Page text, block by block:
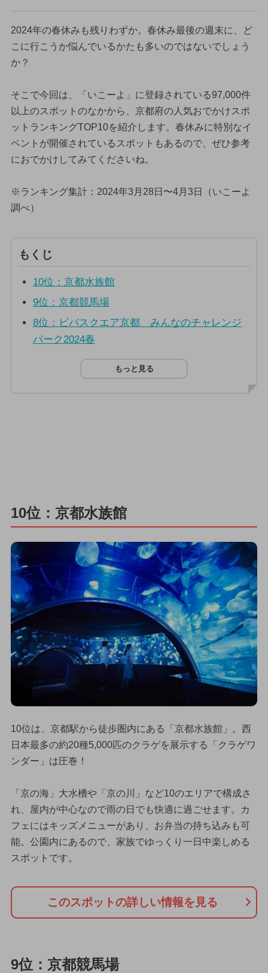
2024年の春休みも残りわずか。春休み最後の週末に、ど
こに行こうか悩んでいるかたも多いのではないでしょう
か？
そこで今回は、「いこーよ」に登録されている97,000件
以上のスポットのなかから、京都府の人気おでかけスポ
ットランキングTOP10を紹介します。春休みに特別なイ
ベントが開催されているスポットもあるので、ぜひ参考
におでかけしてみてくださいね。
※ランキング集計：2024年3月28日〜4月3日（いこーよ
調べ）
もくじ
10位：京都水族館
9位：京都競馬場
8位：ビバスクエア京都 みんなのチャレンジ
パーク2024春
もっと見る
10位：京都水族館
10位は、京都駅から徒歩圏内にある「京都水族館」。西
日本最多の約20種5,000匹のクラゲを展示する「クラゲワ
ンダー」は圧巻！
「京の海」大水槽や「京の川」など10のエリアで構成さ
れ、屋内が中心なので雨の日でも快適に過ごせます。カ
フェにはキッズメニューがあり、お弁当の持ち込みも可
能。公園内にあるので、家族でゆっくり一日中楽しめる
スポットです。
このスポットの詳しい情報を見る
9位：京都競馬場